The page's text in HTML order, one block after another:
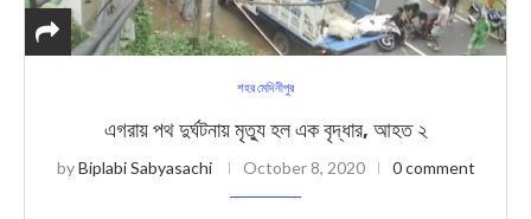
শহর মেদিনীপুর
এগরায় পথ দুর্ঘটনায় মৃত্যু হল এক বৃদ্ধার, আহত ২
byBiplabi Sabyasachi October 8, 2020 0 comment